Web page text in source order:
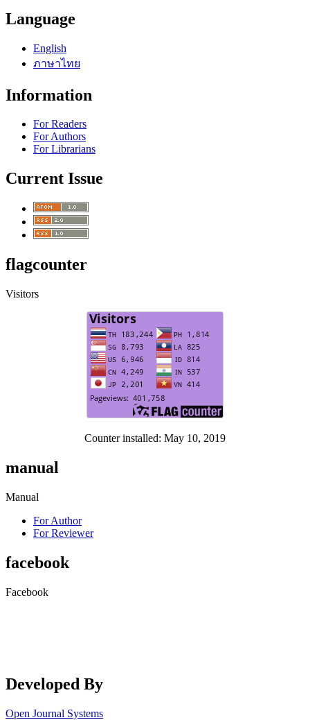
Language
English
ภาษาไทย
Information
For Readers
For Authors
For Librarians
Current Issue
flagcounter
Visitors
Counter installed: May 10, 2019
manual
Manual
For Author
For Reviewer
facebook
Facebook
Developed By
Open Journal Systems